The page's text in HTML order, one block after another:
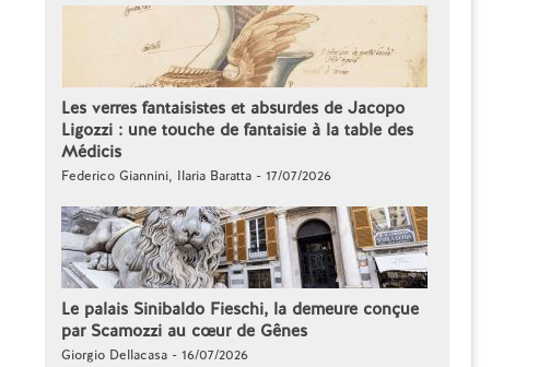
Les verres fantaisistes et absurdes de Jacopo
Ligozzi : une touche de fantaisie à la table des
Médicis
Federico Giannini, Ilaria Baratta - 17/07/2026
Le palais Sinibaldo Fieschi, la demeure conçue
par Scamozzi au cœur de Gênes
Giorgio Dellacasa - 16/07/2026